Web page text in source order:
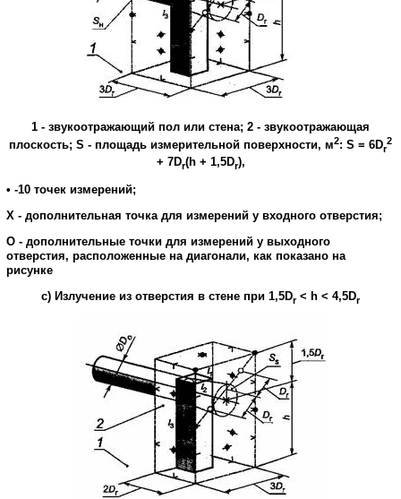
1 - звукоотражающий пол или стена; 2 - звукоотражающая
плоскость; S - площадь измерительной поверхности, м2: S = 6Dr
2
+ 7Dr(h + 1,5Dr),
• -10 точек измерений;
X - дополнительная точка для измерений у входного отверстия;
O - дополнительные точки для измерений у выходного
отверстия, расположенные на диагонали, как показано на
рисунке
с) Излучение из отверстия в стене при 1,5Dr< h < 4,5Dr